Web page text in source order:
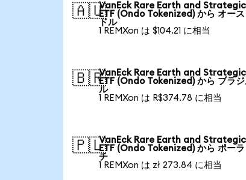
🇦🇺VanEck Rare Earth and
ETF (Ondo Tokenized) から オー
ドル
1 REMXon は $104.21 に相当
🇧🇷VanEck Rare Earth and
ETF (Ondo Tokenized) から ブラ
ル
1 REMXon は R$374.78 に相当
🇵🇱VanEck Rare Earth and
ETF (Ondo Tokenized) から ポーラ
チ
1 REMXon は zł 273.84 に相当